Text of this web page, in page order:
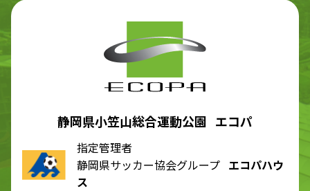
静岡県小笠山総合運動公園 エコパ
指定管理者
静岡県サッカー協会グループ エコパハウ
ス